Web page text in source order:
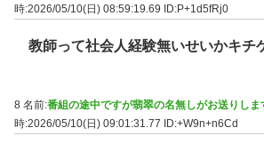
時:2026/05/10(日) 08:59:19.69
ID:P+1d5fRj0
教師って社会人経験無いせいかキチ
8 名前:番組の途中ですが翡翠の名無しがお送りしま
時:2026/05/10(日) 09:01:31.77 ID:+W9n+n6Cd